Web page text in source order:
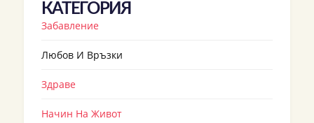
КАТЕГОРИЯ
Забавление
Любов И Връзки
Здраве
Начин На Живот